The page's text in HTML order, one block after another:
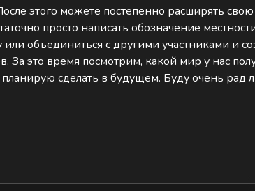
этого можете постепенно расширять
просто написать обозначение
объединиться с другими участниками и
За это время посмотрим, какой мир у нас
сделать в будущем. Буду очень